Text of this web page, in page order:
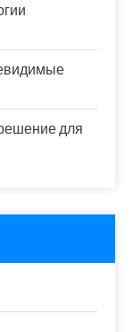
для